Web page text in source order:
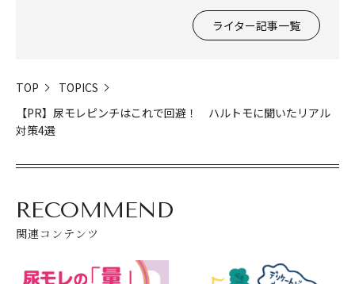
ライター記事一覧
TOP
TOPICS
【PR】尿モレピンチはこれで回避！ ハルトモに聞いたリアル
対策4選
RECOMMEND
関連コンテンツ